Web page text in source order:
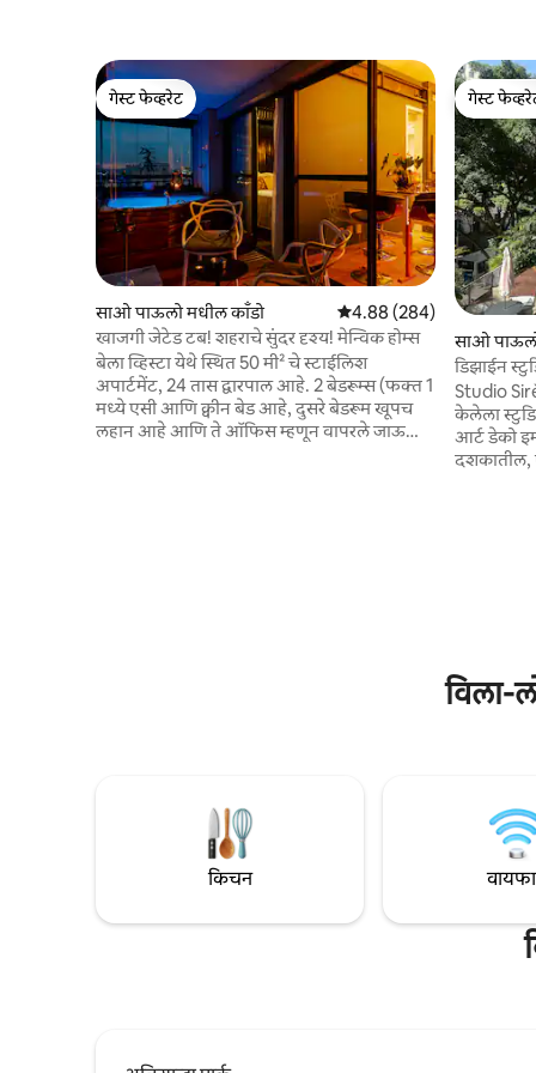
गेस्ट फेव्हरेट
गेस्ट फेव्हरेट
साओ पाऊलो मधील काँडो 5 पैकी 4.88 सरासरी रेटिंग,
4.88 (284)
खाजगी जेटेड टब! शहराचे सुंदर दृश्य! मेन्विक होम्स
बेला व्हिस्टा येथे स्थित 50 मी² चे स्टाईलिश
अपार्टमेंट, 24 तास द्वारपाल आहे. 2 बेडरूम्स (फक्त 1
मध्ये एसी आणि क्वीन बेड आहे, दुसरे बेडरूम खूपच
लहान आहे आणि ते ऑफिस म्हणून वापरले जाऊ
गेस्ट
गेस्ट
साओ
डिझाईन
बिल्डिंग
Studio
केलेला
आर्ट डेको
दशकातील,
विला-
किचन